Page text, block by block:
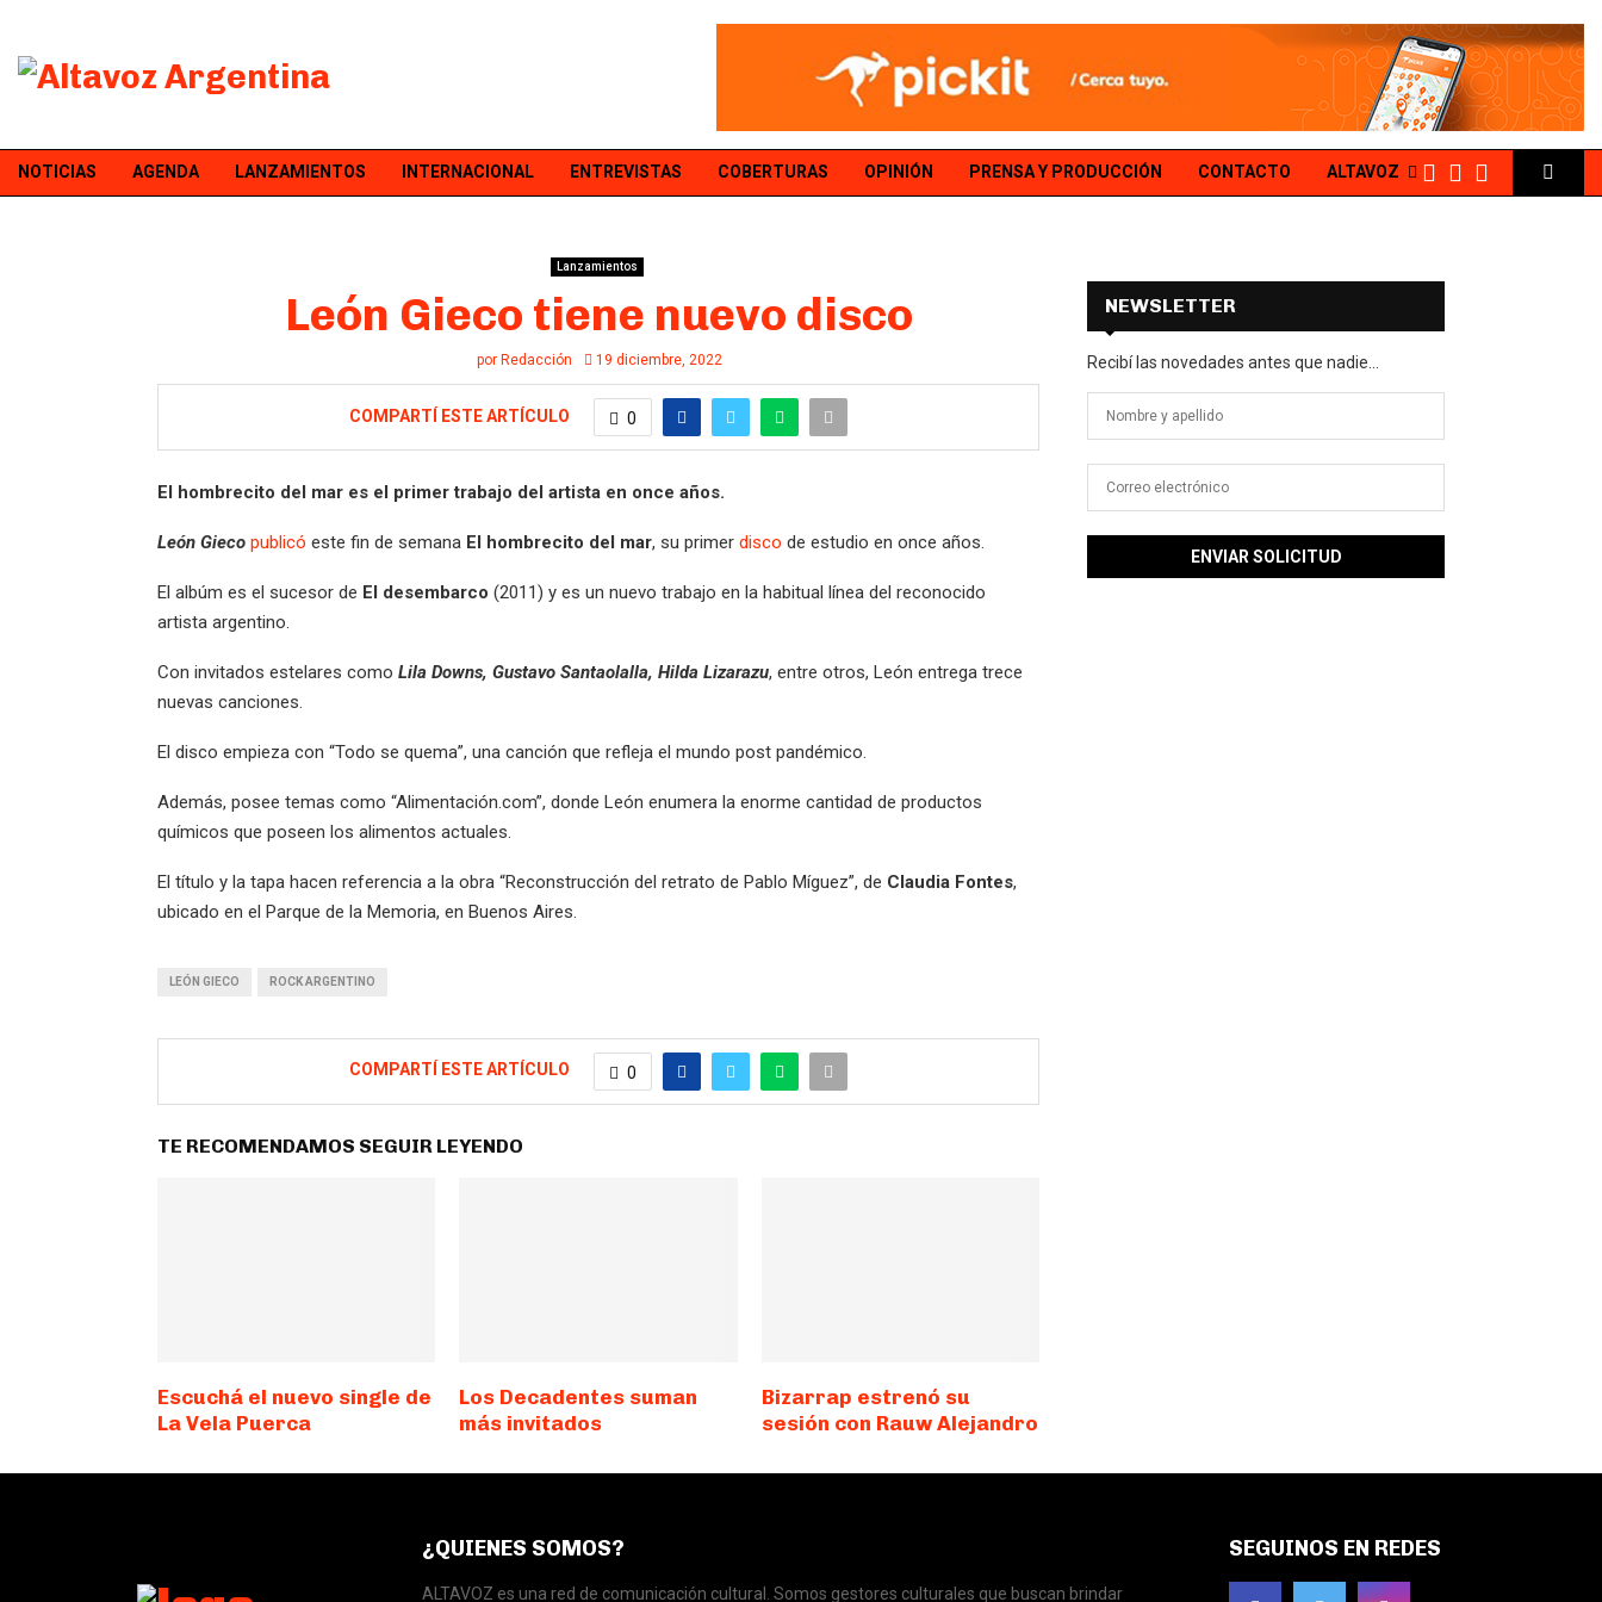
NOTICIAS AGENDA LANZAMIENTOS INTERNACIONAL ENTREVISTAS COBERTURAS OPINIÓN PRENSA Y PRODUCCIÓN CONTACTO ALTAVOZ
Lanzamientos
León Gieco tiene nuevo disco
por Redacción 19 diciembre, 2022
COMPARTÍ ESTE ARTÍCULO 0
El hombrecito del mar es el primer trabajo del artista en once años.
León Gieco publicó este fin de semana El hombrecito del mar, su primer disco de estudio en once años.
El albúm es el sucesor de El desembarco (2011) y es un nuevo trabajo en la habitual línea del reconocido
artista argentino.
Con invitados estelares como Lila Downs, Gustavo Santaolalla, Hilda Lizarazu, entre otros, León entrega trece
nuevas canciones.
El disco empieza con “Todo se quema”, una canción que refleja el mundo post pandémico.
Además, posee temas como “Alimentación.com”, donde León enumera la enorme cantidad de productos
químicos que poseen los alimentos actuales.
El título y la tapa hacen referencia a la obra “Reconstrucción del retrato de Pablo Míguez”, de Claudia Fontes,
ubicado en el Parque de la Memoria, en Buenos Aires.
LEÓN GIECO ROCK ARGENTINO
COMPARTÍ ESTE ARTÍCULO 0
TE RECOMENDAMOS SEGUIR LEYENDO
Escuchá el nuevo single de
La Vela Puerca
Los Decadentes suman
más invitados
Bizarrap estrenó su
sesión con Rauw Alejandro
NEWSLETTER
Recibí las novedades antes que nadie...
¿QUIENES SOMOS?
ALTAVOZ es una red de comunicación cultural. Somos gestores culturales que buscan brindar
SEGUINOS EN REDES